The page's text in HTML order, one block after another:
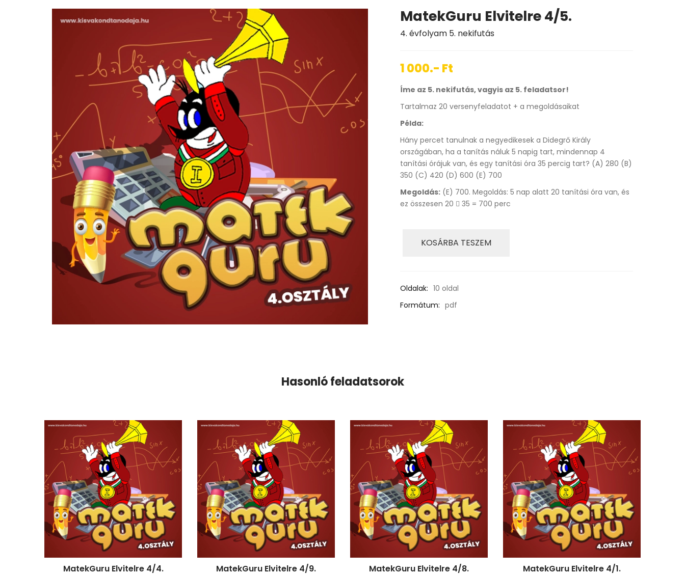
Csapatverseny
menetrendje:MatekGuru Elvitelre 4/5.
4. évfolyam 5. nekifutás
1 000.- Ft
Íme az 5. nekifutás, vagyis az 5. feladatsor!
Tartalmaz 20 versenyfeladatot + a megoldásaikat
Példa:
Hány percet tanulnak a negyedikesek a Didegrő Király
országában, ha a tanítás náluk 5 napig tart, mindennap 4
tanítási órájuk van, és egy tanítási óra 35 percig tart? (A) 280 (B)
350 (C) 420 (D) 600 (E) 700
Megoldás:(E) 700. Megoldás: 5 nap alatt 20 tanítási óra van, és
ez összesen 20  35 = 700 perc
KOSÁRBA TESZEM
Oldalak: 10 oldal
Formátum: pdf
Hasonló feladatsorok
MatekGuru Elvitelre 4/4. MatekGuru Elvitelre 4/9. MatekGuru Elvitelre 4/8. MatekGuru Elvitelre 4/1.